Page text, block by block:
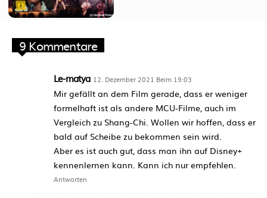
9 Kommentare
Le-matya 12. Dezember 2021 Beim 19:03
Mir gefällt an dem Film gerade, dass er weniger
formelhaft ist als andere MCU-Filme, auch im
Vergleich zu Shang-Chi. Wollen wir hoffen, dass er
bald auf Scheibe zu bekommen sein wird.
Aber es ist auch gut, dass man ihn auf Disney+
kennenlernen kann. Kann ich nur empfehlen.
Antworten